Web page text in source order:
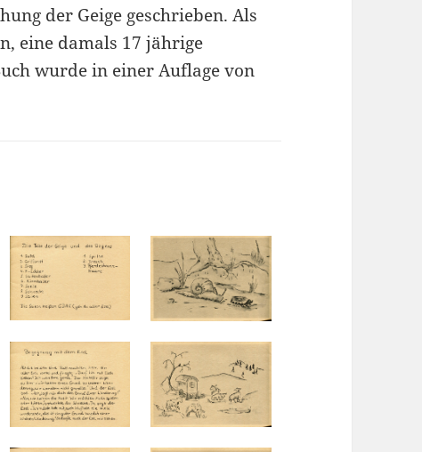
der Geige geschrieben. Als
eine damals 17 jährige
wurde in einer Auflage von